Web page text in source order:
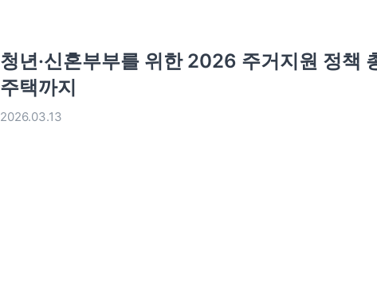
청년·신혼부부를 위한 2026 주거지원 정책
주택까지
2026.03.13